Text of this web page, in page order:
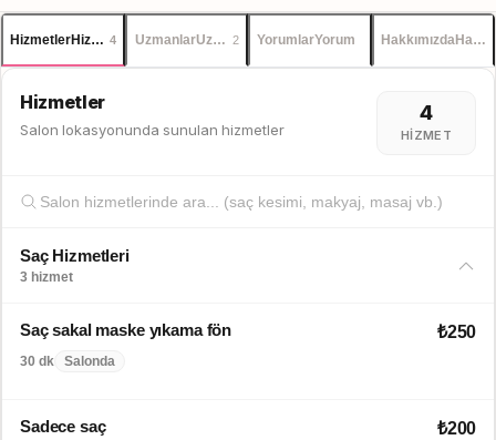
HizmetlerHizmetler
4 UzmanlarUzmanlar
2 YorumlarYorum Hakkımızda
Hizmetler
Salon lokasyonunda sunulan hizmetler
4
HIZMET
Saç Hizmetleri
3 hizmet
Saç sakal maske yıkama fön
30 dk Salonda
₺250
Sadece saç ₺200